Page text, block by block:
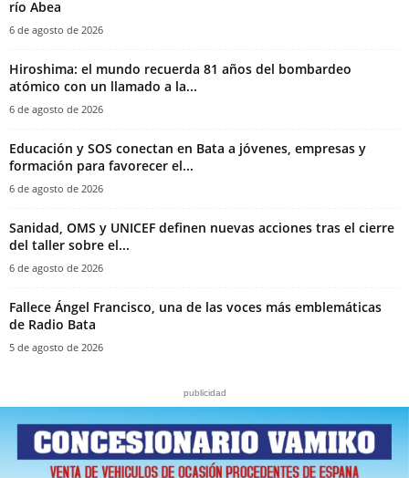
río Abea
6 de agosto de 2026
Hiroshima: el mundo recuerda 81 años del bombardeo
atómico con un llamado a la...
6 de agosto de 2026
Educación y SOS conectan en Bata a jóvenes, empresas y
formación para favorecer el...
6 de agosto de 2026
Sanidad, OMS y UNICEF definen nuevas acciones tras el cierre
del taller sobre el...
6 de agosto de 2026
Fallece Ángel Francisco, una de las voces más emblemáticas
de Radio Bata
5 de agosto de 2026
publicidad